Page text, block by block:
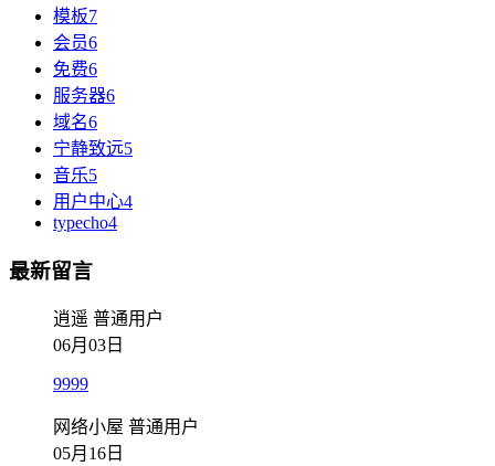
模板7
会员6
免费6
服务器6
域名6
宁静致远5
音乐5
用户中心4
typecho4
最新留言
逍遥 普通用户
06月03日
9999
网络小屋 普通用户
05月16日